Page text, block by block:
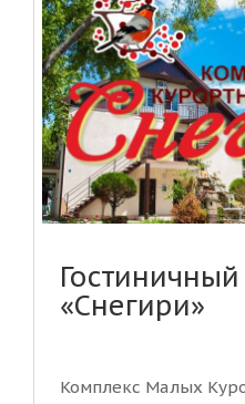
«Снегири»
Комплекс Малых